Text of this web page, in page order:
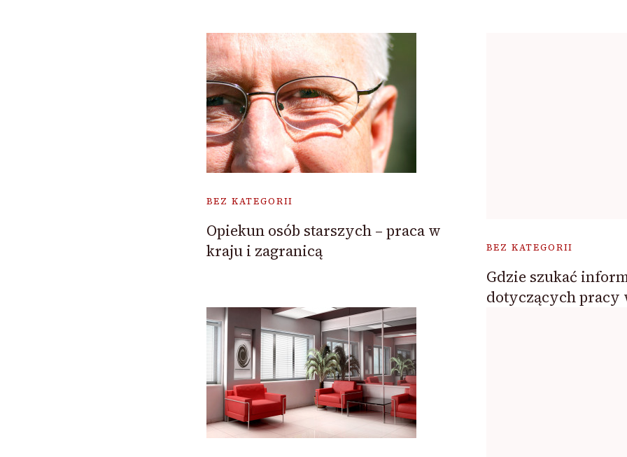
BEZ KATEGORII
Opiekun osób starszych – praca w
kraju i zagranicą
BEZ KATEGORII
Gdzie szukać
dotyczących pracy